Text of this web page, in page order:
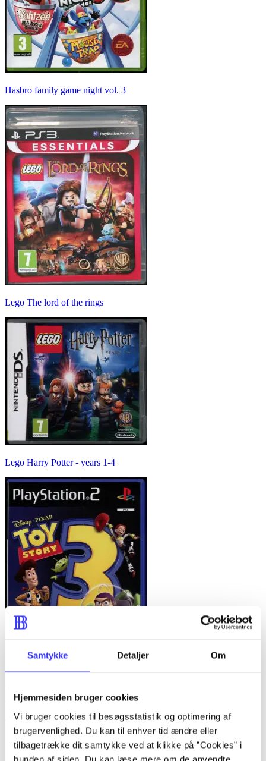
Samtykke Detaljer Om
Hjemmesiden bruger cookies
Vi bruger cookies til besøgsstatistik og optimering af
brugervenlighed. Du kan til enhver tid ændre eller
tilbagetrække dit samtykke ved at klikke på ”Cookies” i
bunden af siden. Du kan læse mere om de anvendte
Hasbro family game night vol. 3
Lego The lord of the rings
Lego Harry Potter - years 1-4
Toy story 3